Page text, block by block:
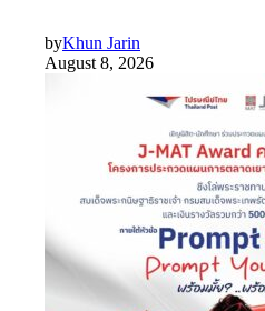
byKhun Jarin
August 8, 2026